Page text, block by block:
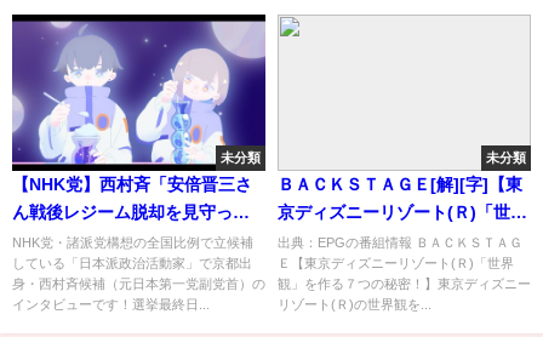
未分類
【NHK党】西村斉「安倍晋三さ
ん戦後レジーム脱却を見守って
くれ！」参院選最終日インタビ
ュー！【参院選2022】
NHK党・諸派党構想の全国比例で立候補
している「日本派政治活動家」で京都出
身・西村斉候補（元日本第一党副党首）の
インタビューです！選挙最終日...
未分類
ＢＡＣＫＳＴＡＧＥ[解][字]【東
京ディズニーリゾート(Ｒ)「世界
観」を作る７つの秘密！】…の
番組内容解析まとめ
出典：EPGの番組情報 ＢＡＣＫＳＴＡＧ
Ｅ【東京ディズニーリゾート(Ｒ)「世界
観」を作る７つの秘密！】東京ディズニー
リゾート(Ｒ)の世界観を...